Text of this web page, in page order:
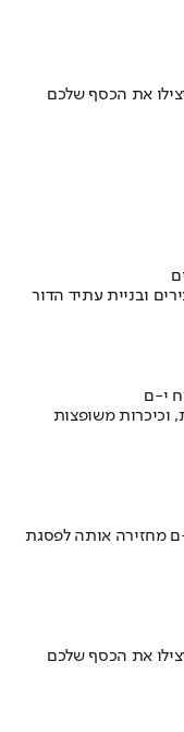
את הכסף שלכם
ובניית עתיד הדור
י-ם
וכיכרות משופצות
מחזירה אותה לפסגת
את הכסף שלכם